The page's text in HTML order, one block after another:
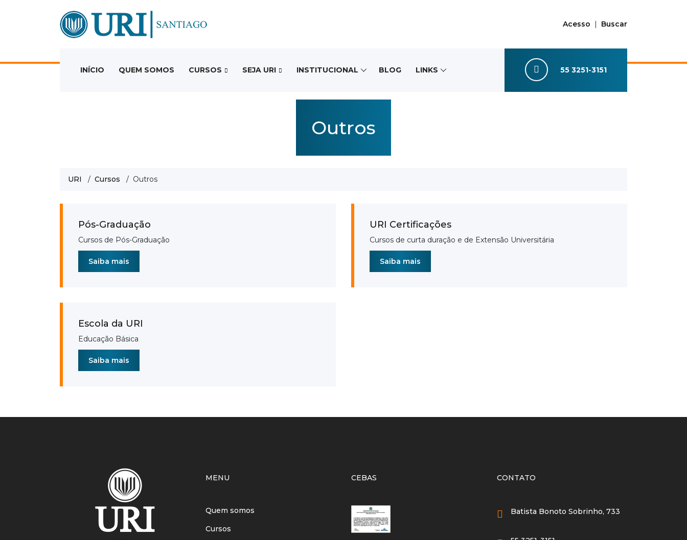
Acesso | Buscar
INÍCIO QUEM SOMOS CURSOS SEJA URI INSTITUCIONAL BLOG LINKS 55 3251-3151
Outros
URI / Cursos / Outros
Pós-Graduação
Cursos de Pós-Graduação
Saiba mais
URI Certificações
Cursos de curta duração e de Extensão Universitária
Saiba mais
Escola da URI
Educação Básica
Saiba mais
MENU
Quem somos
Cursos
CEBAS CONTATO
Batista Bonoto Sobrinho, 733